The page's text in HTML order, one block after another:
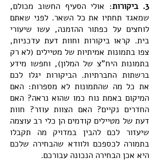
3. ביקורות
: אולי הסעיף החשוב מכולם,
שמאגד תחתיו את כל השאר. לפני שאתם
לוחצים על כפתור ההזמנה, עשו שיעורי
בית. קראו ביקורות וחוות דעת עדכניות,
צפו בתמונות אמיתיות של מטיילים (לא רק
בתמונות היח"צ של המלון), וחפשו מידע
ברשתות החברתיות. הביקורות יגלו לכם
את כל מה שהתמונות לא מספרות: האם
המיקום באמת נוח כמו שהוא נראה? האם
החדרים נקיים? האם הצוות עוזר? חוות
דעת של מטיילים קודמים הן כלי רב עוצמה
שיעזור לכם להבין במדויק מה תקבלו
בתמורה לכספכם ולוודא שהבחירה שלכם
היא אכן הבחירה הנכונה עבורכם.